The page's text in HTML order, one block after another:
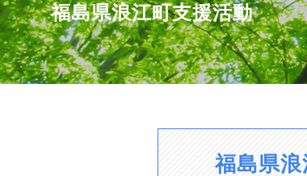
福島県浪江町支援活動
福島県